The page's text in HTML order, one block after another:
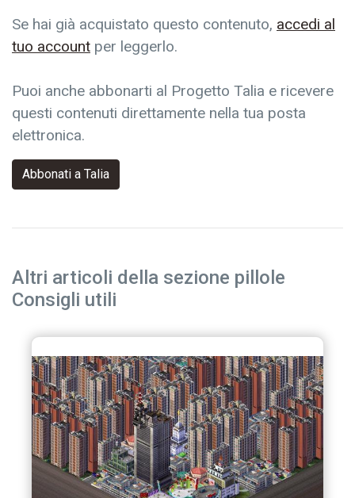
Se hai già acquistato questo contenuto, accedi al
tuo account per leggerlo.
Puoi anche abbonarti al Progetto Talia e ricevere
questi contenuti direttamente nella tua posta
elettronica.
Abbonati a Talia
Altri articoli della sezione pillole
Consigli utili